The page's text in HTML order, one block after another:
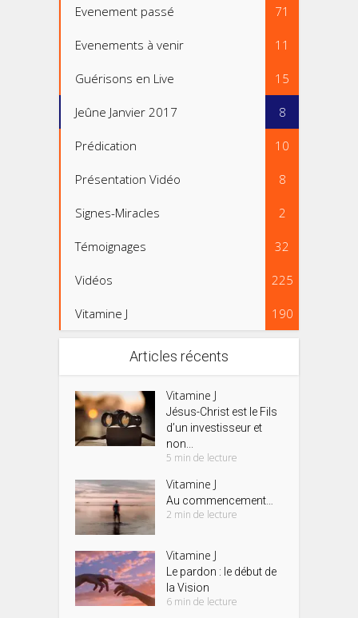
Evenement passé 71
Evenements à venir 11
Guérisons en Live 15
Jeûne Janvier 2017 8
Prédication 10
Présentation Vidéo 8
Signes-Miracles 2
Témoignages 32
Vidéos 225
Vitamine J 190
Articles récents
Vitamine J
Jésus-Christ est le Fils
d’un investisseur et
non...
5 min de lecture
Vitamine J
Au commencement…
2 min de lecture
Vitamine J
Le pardon : le début de
la Vision
6 min de lecture